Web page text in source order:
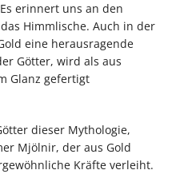
erinnert uns an den
Himmlische. Auch in der
eine herausragende
Götter, wird als aus
Glanz gefertigt
dieser Mythologie,
Mjölnir, der aus Gold
Kräfte verleiht.